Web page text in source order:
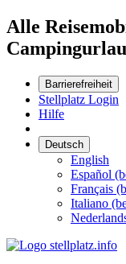
Alle
Barrierefreiheit
Stellplatz Login
Hilfe
Deutsch
English
Español
Français
Italiano